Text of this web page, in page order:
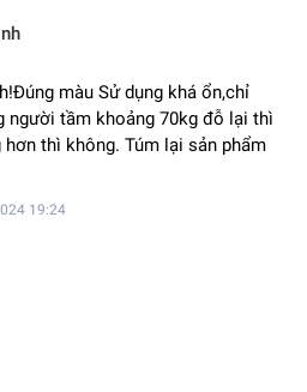
màu Sử dụng khá ổn,chỉ
người tầm khoảng 70kg đỗ lại thì
thì không. Túm lại sản phẩm
19:24